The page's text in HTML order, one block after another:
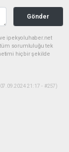
Gönder
ipekyoluhaber.net
tüm sorumluluğu tek
hiçbir şekilde
21:17 - #257)